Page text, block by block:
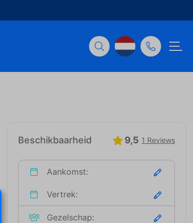
Beschikbaarheid 9,5 1 Reviews
Aankomst:
Vertrek:
Gezelschap: